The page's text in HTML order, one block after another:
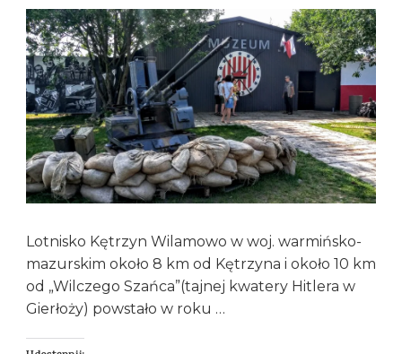
Lotnisko Kętrzyn Wilamowo w woj. warmińsko-
mazurskim około 8 km od Kętrzyna i około 10 km
od „Wilczego Szańca”(tajnej kwatery Hitlera w
Gierłoży) powstało w roku …